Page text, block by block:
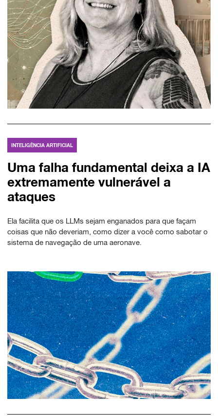
INTELIGÊNCIA ARTIFICIAL
Uma falha fundamental deixa a IA
extremamente vulnerável a
ataques
Ela facilita que os LLMs sejam enganados para que façam
coisas que não deveriam, como dizer a você como sabotar o
sistema de navegação de uma aeronave.